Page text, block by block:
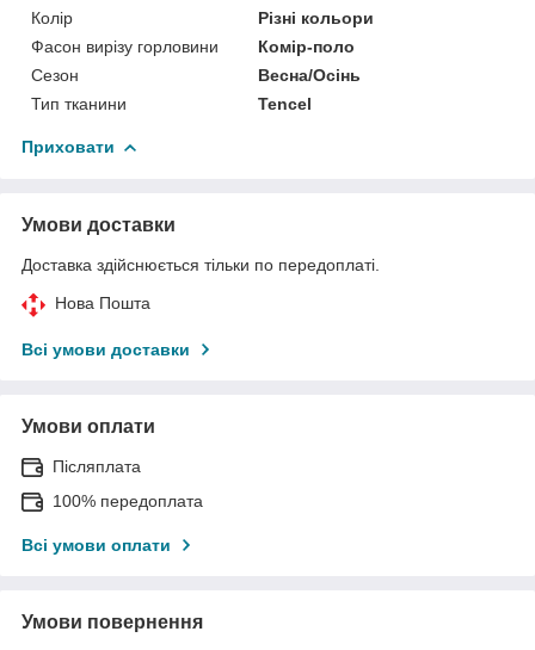
Колір
Різні кольори
Фасон вирізу горловини
Комір-поло
Сезон
Весна/Осінь
Тип тканини
Tencel
Приховати
Умови доставки
Доставка здійснюється тільки по передоплаті.
Нова Пошта
Всі умови доставки
Умови оплати
Післяплата
100% передоплата
Всі умови оплати
Умови повернення